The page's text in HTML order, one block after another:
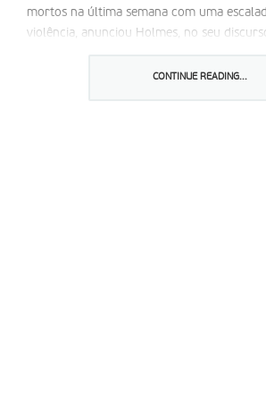
mortos na última semana com uma
violência, anunciou Holmes, no seu
CONTINUE READING...